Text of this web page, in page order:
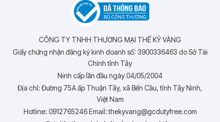
CÔNG TY TNHH THƯƠNG MẠI THẾ KỶ VÀNG
Giấy chứng nhận đăng ký kinh doanh số: 3900336463 do Sở Tài
Chính tỉnh Tây
Ninh cấp lần đầu ngày 04/05/2004
Địa chỉ: Đường 75A ấp Thuận Tây, xã Bến Cầu, tỉnh Tây Ninh,
Việt Nam
Hotline: 0912765246 Email: thekyvang@gcdutyfree.com